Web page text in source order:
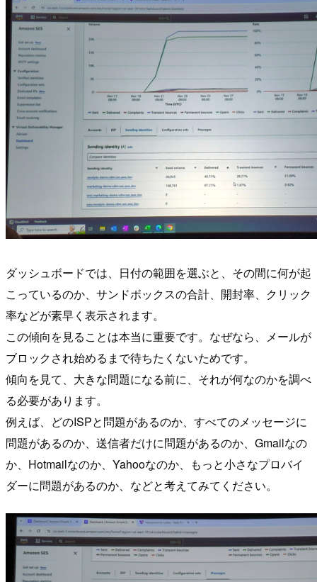
ダッシュボードでは、日付の範囲を選ぶと、その間に何が起
こっているのか、サンドボックスの合計、開封率、クリック
率などが素早く表示されます。
この傾向を見ることは本当に重要です。なぜなら、メールが
ブロックされ始めるまで待ちたくないためです。
傾向を見て、大きな問題になる前に、それが何なのかを調べ
る必要があります。
例えば、どのISPと問題があるのか、すべてのメッセージに
問題があるのか、送信者だけに問題があるのか、Gmailなの
か、Hotmailなのか、Yahooなのか、もっと小さなプロバイ
ダーに問題があるのか、などと考えてみてください。